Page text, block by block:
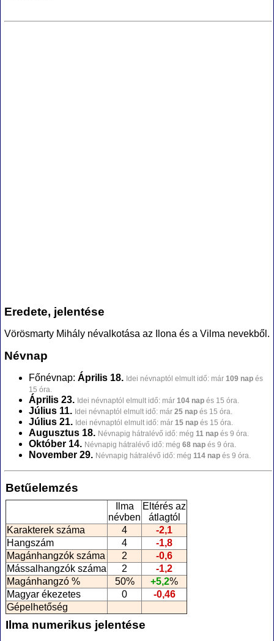
Eredete, jelentése
Vörösmarty Mihály névalkotása az Ilona és a Vilma nevekből.
Névnap
Főnévnap: Április 18. Idei névnaptól elmult idő: már 109 nap és
15 óra.
Április 23. Idei névnaptól elmult idő: már 104 nap és 15 óra.
Július 11. Idei névnaptól elmult idő: már 25 nap és 15 óra.
Július 21. Idei névnaptól elmult idő: már 15 nap és 15 óra.
Augusztus 18. Névnapig hátralévő idő: még 11 nap és 9 óra.
Október 14. Névnapig hátralévő idő: még 68 nap és 9 óra.
November 29. Névnapig hátralévő idő: még 114 nap és 9 óra.
Betűelemzés
Ilma
névben
Eltérés az
átlagtól
Karakterek száma
4
-2,1
Hangszám
4
-1,8
Magánhangzók száma
2
-0,6
Mássalhangzók száma
2
-1,2
Magánhangzó %
50% +5,2%
Magyar ékezetes
0
-0,46
Gépelhetőség
Ilma numerikus jelentése